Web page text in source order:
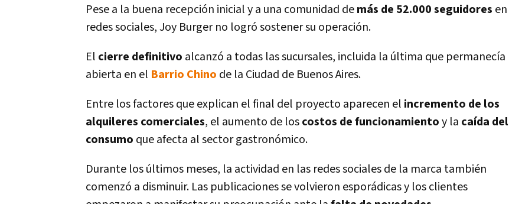
Pese a la buena recepción inicial y a una comunidad demás de 52.000 seguidores en
redes sociales, Joy Burger no logró sostener su operación.
El cierre definitivo alcanzó a todas las sucursales, incluida la última que permanecía
abierta en el Barrio Chino de la Ciudad de Buenos Aires.
Entre los factores que explican el final del proyecto aparecen el incremento de los
alquileres comerciales, el aumento de loscostos de funcionamientoy la caída del
consumo que afecta al sector gastronómico.
Durante los últimos meses, la actividad en las redes sociales de la marca también
comenzó a disminuir. Las publicaciones se volvieron esporádicas y los clientes